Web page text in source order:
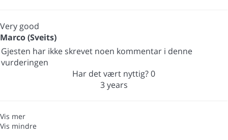
Very good
Marco (Sveits)
Gjesten har ikke skrevet noen kommentar i denne
vurderingen
Har det vært nyttig?0
3 years
Vis mer
Vis mindre